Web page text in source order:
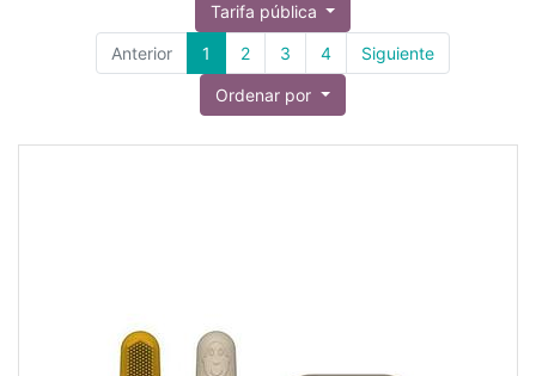
Tarifa pública
Anterior 1 2 3 4 Siguiente
Ordenar por